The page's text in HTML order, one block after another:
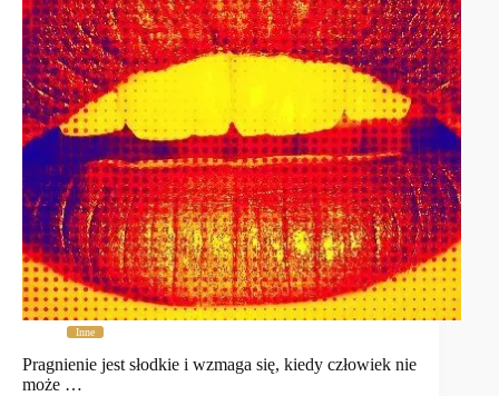
Inne
Pragnienie jest słodkie i wzmaga się, kiedy człowiek nie
może …